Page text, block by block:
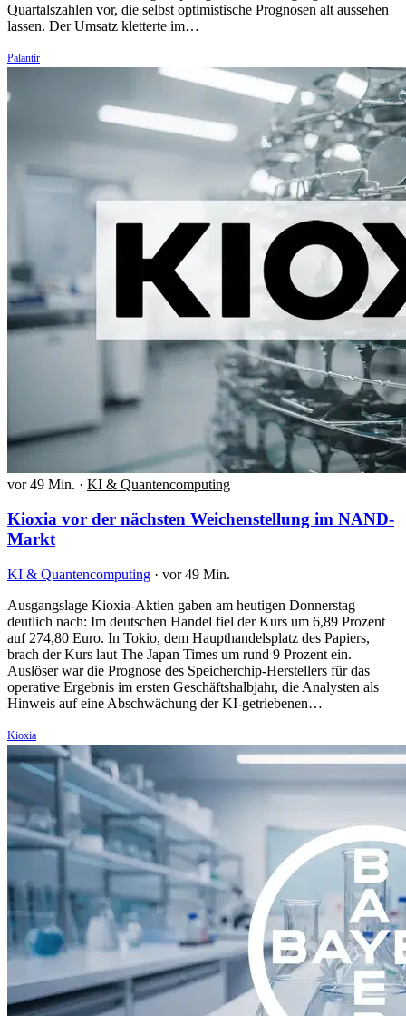
Quartalszahlen vor, die selbst optimistische Prognosen alt aussehen
lassen. Der Umsatz kletterte im…
Palantir
vor 49 Min. · KI & Quantencomputing
Kioxia vor der nächsten Weichenstellung im NAND-
Markt
KI & Quantencomputing · vor 49 Min.
Ausgangslage Kioxia-Aktien gaben am heutigen Donnerstag
deutlich nach: Im deutschen Handel fiel der Kurs um 6,89 Prozent
auf 274,80 Euro. In Tokio, dem Haupthandelsplatz des Papiers,
brach der Kurs laut The Japan Times um rund 9 Prozent ein.
Auslöser war die Prognose des Speicherchip-Herstellers für das
operative Ergebnis im ersten Geschäftshalbjahr, die Analysten als
Hinweis auf eine Abschwächung der KI-getriebenen…
Kioxia